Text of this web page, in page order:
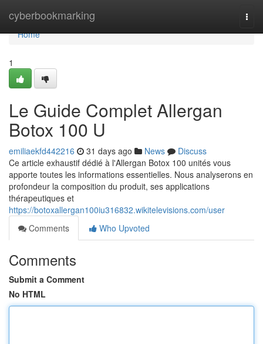
cyberbookmarking
Home
Home
1
Le Guide Complet Allergan
Botox 100 U
emiliaekfd442216 31 days ago News
Discuss
Ce article exhaustif dédié à l'Allergan Botox 100 unités vous
apporte toutes les informations essentielles. Nous analyserons en
profondeur la composition du produit, ses applications
thérapeutiques et
https://botoxallergan100iu316832.wikitelevisions.com/user
Comments
Who Upvoted
Comments
Submit a Comment
No HTML